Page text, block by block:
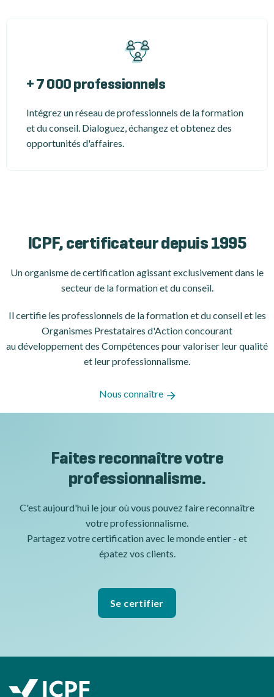
+ 7 000 professionnels
Intégrez un réseau de professionnels de la formation
et du conseil. Dialoguez, échangez et obtenez des
opportunités d'affaires.
ICPF, certificateur depuis 1995
Un organisme de certificationagissant exclusivement dans le
secteur de la formation et du conseil.
Il certifie les professionnels de la formation et du conseil et les
Organismes Prestataires d'Action concourant
au développement des Compétences pour valoriser leur qualité
et leur professionnalisme.
Nous connaître
Faites reconnaître votre
professionnalisme.
C'est aujourd'hui le jour où vous pouvez faire reconnaître
votre professionnalisme.
Partagez votre certification avec le monde entier - et
épatez vos clients.
Se certifier